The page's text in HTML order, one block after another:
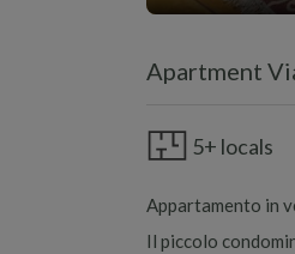
Apartment
5+ locals
Appartamento in
Il piccolo